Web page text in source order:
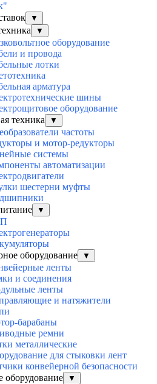
▼
▼
оборудование
и провода
лотки
арматура
шины
оборудование
техника
▼
частоты
и мотор-редукторы
системы
автоматизации
шестерни муфты
▼
оборудование
▼
ленты
и соединения
ленты
и натяжители
барабаны
ремни
металлические
для стыковки лент
конвейерной безопасности
оборудование
▼